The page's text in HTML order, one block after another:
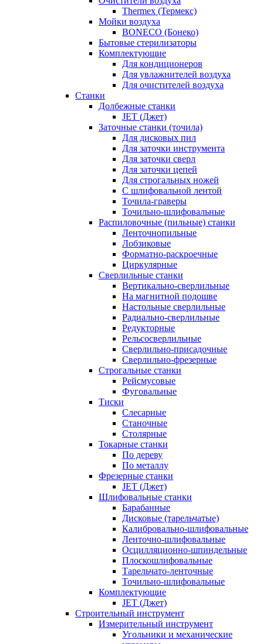
Thermex (Термекс)
Мойки воздуха
BONECO (Бонеко)
Бытовые стерилизаторы
Комплектующие
Для кондиционеров
Для увлажнителей воздуха
Для очистителей воздуха
Станки
Долбежные станки
JET (Джет)
Заточные станки (точила)
Для дисковых пил
Для заточки инструмента
Для заточки сверл
Для заточки цепей
Для строгальных ножей
С шлифовальной лентой
Точила-граверы
Точильно-шлифовальные
Распиловочные (пильные) станки
Ленточнопильные
Лобзиковые
Форматно-раскроечные
Циркулярные
Сверлильные станки
Вертикально-сверлильные
На магнитной подошве
Настольные сверлильные
Радиально-сверлильные
Редукторные
Рельсосверлильные
Сверлильно-присадочные
Сверлильно-фрезерные
Строгальные станки
Рейсмусовые
Фуговальные
Тиски
Слесарные
Станочные
Столярные
Токарные станки
По дереву
По металлу
Фрезерные станки
JET (Джет)
Шлифовальные станки
Барабанные
Дисковые (тарельчатые)
Калибровально-шлифовальные
Ленточно-шлифовальные
Осцилляционно-шпиндельные
Плоскошлифовальные
Тарельчато-ленточные
Точильно-шлифовальные
Комплектующие
JET (Джет)
Строительный инструмент
Измерительный инструмент
Угольники и механические